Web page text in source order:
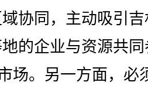
协同，主动吸引
的企业与资源共
场。另一方面，必